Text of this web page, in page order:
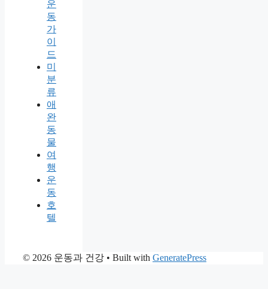
운
동
가
이
드
미
분
류
애
완
동
물
여
행
운
동
호
텔
© 2026 운동과 건강 • Built with GeneratePress